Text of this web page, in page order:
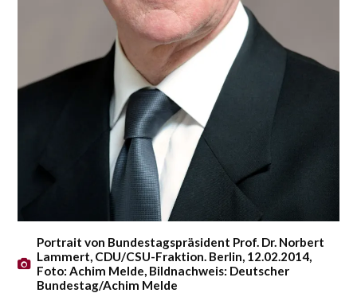
Portrait von Bundestagspräsident Prof. Dr. Norbert
Lammert, CDU/CSU-Fraktion. Berlin, 12.02.2014,
Foto: Achim Melde, Bildnachweis: Deutscher
Bundestag/Achim Melde